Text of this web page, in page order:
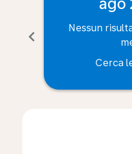
chevron_left
ago
Nessun
Cerca